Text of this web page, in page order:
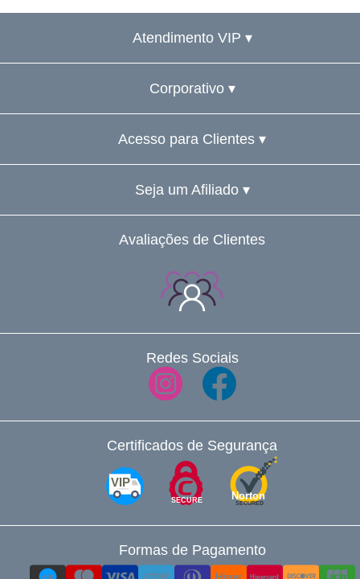
Atendimento VIP ▾
Corporativo ▾
Acesso para Clientes ▾
Seja um Afiliado ▾
Avaliações de Clientes
Redes Sociais
Certificados de Segurança
VIP
EXPRESS
SECURE Norton
SECURED
Formas de Pagamento
elo Hipercard